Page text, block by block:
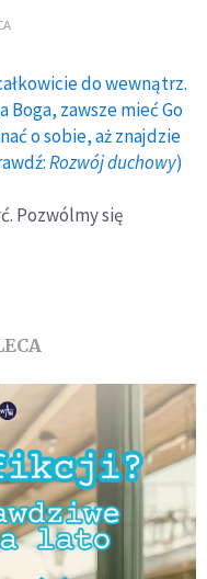
do wewnątrz.
Boga, zawsze mieć Go
o sobie, aż znajdzie
Rozwój duchowy)
Pozwólmy się